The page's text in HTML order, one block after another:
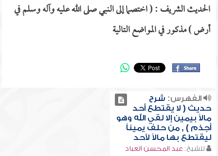
الحديث الشريف : ( اختصما إلى النبي صلى الله عليه وآله وسلم في
أرض ) مذكور في المواضع التالية
الفهرس: شرح
حديث ( لا يقتطع أحد
مالاً بيمين إلا لقي الله وهو
أجذم ) , من حلف يميناً
ليقتطع بها مالاً لأحد
للشيخ: عبد المحسن العباد